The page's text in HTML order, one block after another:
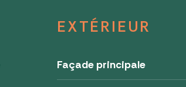
EXTÉRIEUR
Façade principale